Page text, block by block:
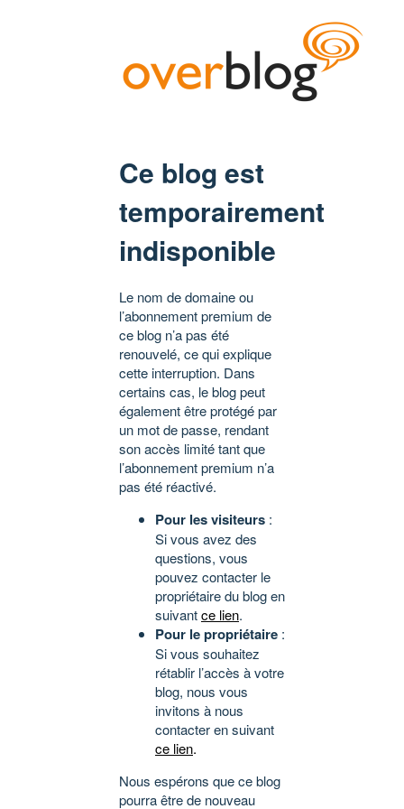
Ce blog est
temporairement
indisponible
Le nom de domaine ou
l’abonnement premium de
ce blog n’a pas été
renouvelé, ce qui explique
cette interruption. Dans
certains cas, le blog peut
également être protégé par
un mot de passe, rendant
son accès limité tant que
l’abonnement premium n’a
pas été réactivé.
Pour les visiteurs :
Si vous avez des
questions, vous
pouvez contacter le
propriétaire du blog en
suivantce lien.
Pour le propriétaire :
Si vous souhaitez
rétablir l’accès à votre
blog, nous vous
invitons à nous
contacter en suivant
ce lien.
Nous espérons que ce blog
pourra être de nouveau